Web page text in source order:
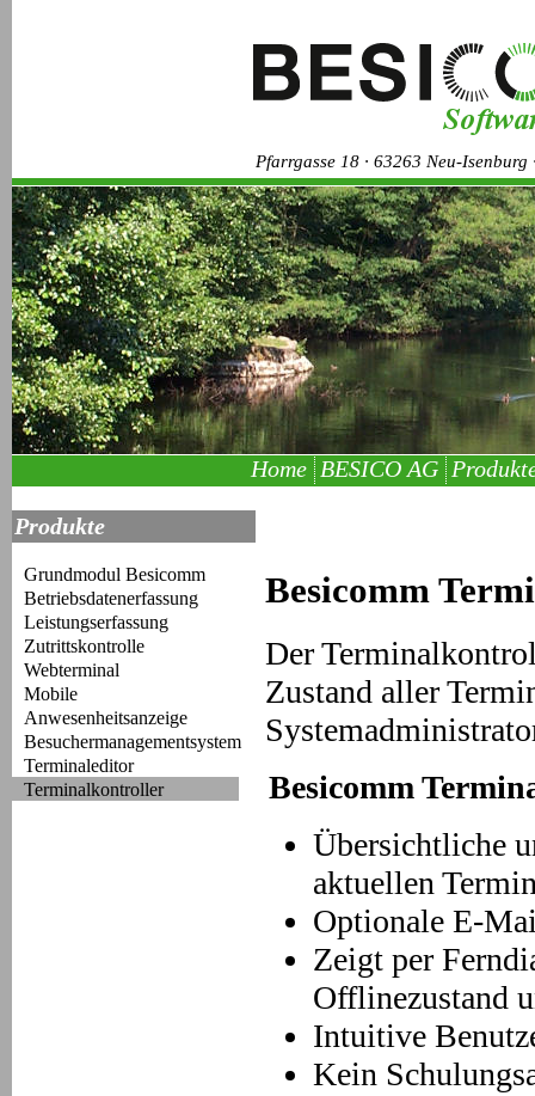
Pfarrgasse 18 · 63263 Neu-
Home BESICO AG
Produkte
Grundmodul Besicomm
Betriebsdatenerfassung
Leistungserfassung
Zutrittskontrolle
Webterminal
Mobile
Anwesenheitsanzeige
Besuchermanagementsystem
Terminaleditor
Terminalkontroller
Besicomm
Der
Zustand aller
Besicomm
Übersichtliche
aktuellen
Optionale E-
Zeigt per
Offlinezustand
Intuitive
Kein